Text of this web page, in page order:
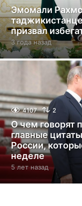
Эмомали
призвал
3 года назад3
г
о
а
з
д
4107 2
О чем говорят
главные
России,
неделе
5 лет назад5
л
е